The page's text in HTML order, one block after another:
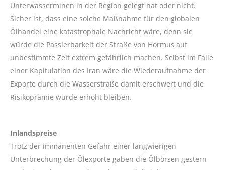
Unterwasserminen in der Region gelegt hat oder nicht.
Sicher ist, dass eine solche Maßnahme für den globalen
Ölhandel eine katastrophale Nachricht wäre, denn sie
würde die Passierbarkeit der Straße von Hormus auf
unbestimmte Zeit extrem gefährlich machen. Selbst im Falle
einer Kapitulation des Iran wäre die Wiederaufnahme der
Exporte durch die Wasserstraße damit erschwert und die
Risikoprämie würde erhöht bleiben.
Inlandspreise
Trotz der immanenten Gefahr einer langwierigen
Unterbrechung der Ölexporte gaben die Ölbörsen gestern